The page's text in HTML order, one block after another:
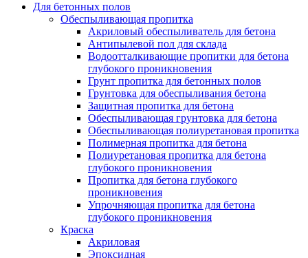
Для бетонных полов
Обеспыливающая пропитка
Акриловый обеспыливатель для бетона
Антипылевой пол для склада
Водоотталкивающие пропитки для бетона
глубокого проникновения
Грунт пропитка для бетонных полов
Грунтовка для обеспыливания бетона
Защитная пропитка для бетона
Обеспыливающая грунтовка для бетона
Обеспыливающая полиуретановая пропитка
Полимерная пропитка для бетона
Полиуретановая пропитка для бетона
глубокого проникновения
Пропитка для бетона глубокого
проникновения
Упрочняющая пропитка для бетона
глубокого проникновения
Краска
Акриловая
Эпоксидная